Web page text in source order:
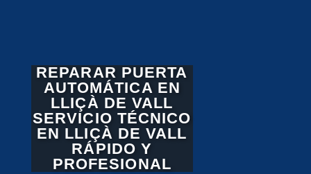
REPARAR PUERTA
AUTOMÁTICA EN
LLIÇÀ DE VALL
SERVICIO TÉCNICO
EN LLIÇÀ DE VALL
RÁPIDO Y
PROFESIONAL